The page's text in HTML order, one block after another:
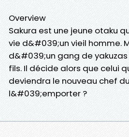
Overview
Sakura est une jeune otaku
vie d&#039;un vieil homme.
d&#039;un gang de
fils. Il décide alors que celui
deviendra le nouveau chef
l&#039;emporter ?